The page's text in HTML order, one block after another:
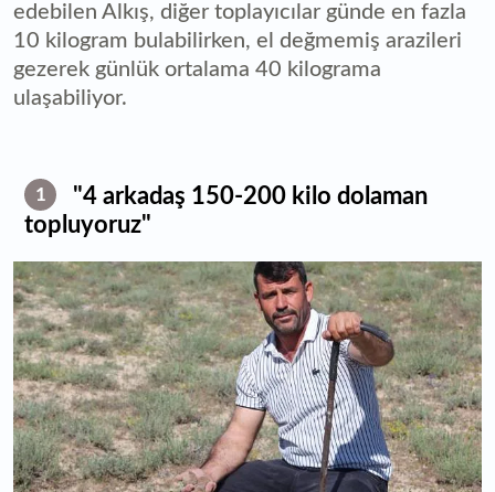
edebilen Alkış, diğer toplayıcılar günde en fazla
10 kilogram bulabilirken, el değmemiş arazileri
gezerek günlük ortalama 40 kilograma
ulaşabiliyor.
1
"4 arkadaş 150-200 kilo dolaman
topluyoruz"